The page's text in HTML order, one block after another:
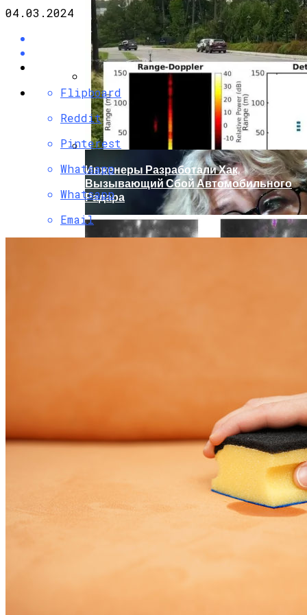
Кто Из Знаменитостей Умер В 2023 Году:
Юдашкин, Колесников, Чурикова,
Зайцев И Другие – От Чего Скончались
Марина Неёлова Госпитализирована,
Какая Причина Произошедшего
Инженеры Разработали Хак,
Вызывающий Сбой Автомобильного
Радара
Новое Программное Обеспечение С
Открытым Исходным Кодом Делает
Модели ИИ Легче И Экологичнее
04.03.2024
Flipboard
Reddit
Pinterest
Whatsapp
Whatsapp
Email